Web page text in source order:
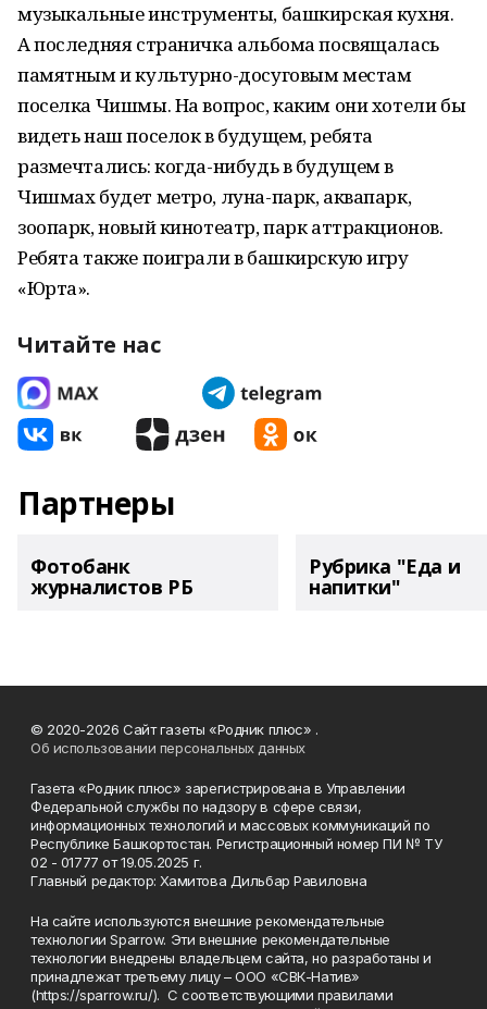
музыкальные инструменты, башкирская кухня.
А последняя страничка альбома посвящалась
памятным и культурно-досуговым местам
поселка Чишмы. На вопрос, каким они хотели бы
видеть наш поселок в будущем, ребята
размечтались: когда-нибудь в будущем в
Чишмах будет метро, луна-парк, аквапарк,
зоопарк, новый кинотеатр, парк аттракционов.
Ребята также поиграли в башкирскую игру
«Юрта».
Читайте нас
Партнеры
Фотобанк
журналистов РБ
Рубрика "Еда и
напитки"
© 2020-2026 Сайт газеты «Родник плюс» .
Об использовании персональных данных
Газета «Родник плюс» зарегистрирована в Управлении
Федеральной службы по надзору в сфере связи,
информационных технологий и массовых коммуникаций по
Республике Башкортостан. Регистрационный номер ПИ № ТУ
02 - 01777 от 19.05.2025 г.
Главный редактор: Хамитова Дильбар Равиловна
На сайте используются внешние рекомендательные
технологии Sparrow. Эти внешние рекомендательные
технологии внедрены владельцем сайта, но разработаны и
принадлежат третьему лицу – ООО «СВК-Натив»
(https://sparrow.ru/). С соответствующими правилами